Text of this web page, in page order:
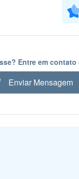
Entre em contato
Enviar Mensagem